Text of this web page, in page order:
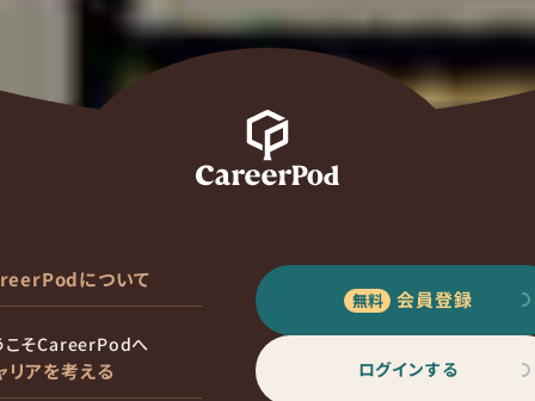
について
こそCareerPodへ
リアを考える
会員登録
ログインする